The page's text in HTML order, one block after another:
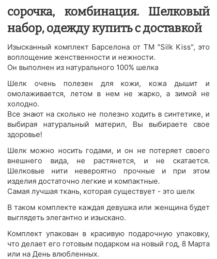
сорочка, комбинация. Шелковый
набор, одежду купить с доставкой
Изысканный комплект Барселона от ТМ "Silk Kiss", это
воплощение женственности и нежности.
Он выполнен из натурального 100% шелка
Шелк очень полезен для кожи, кожа дышит и
омолаживается, летом в нем не жарко, а зимой не
холодно.
Все знают на сколько не полезно ходить в синтетике, и
выбирая натуральный материл, Вы выбираете свое
здоровье!
Шелк можно носить годами, и он не потеряет своего
внешнего вида, не растянется, и не скатается.
Шелковые нити невероятно прочные и при этом
изделия достаточно легкие и компактные.
Самая лучшая ткань, которая существует - это шелк
В таком комплекте каждая девушка или женщина будет
выглядеть элегантно и изыскано.
Комплект упакован в красивую подарочную упаковку,
что делает его готовым подарком на новый год, 8 Марта
или на День влюбленных.